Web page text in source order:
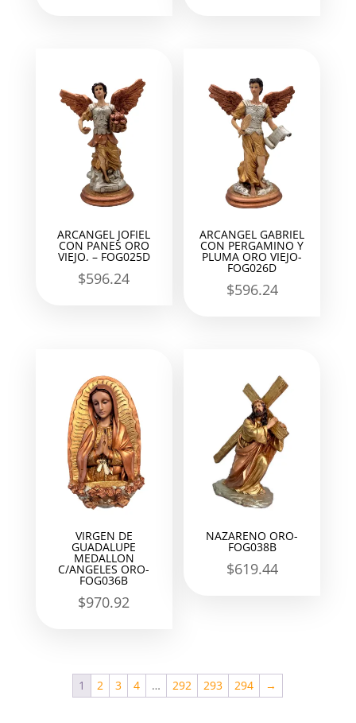
ARCANGEL JOFIEL
CON PANES ORO
VIEJO. – FOG025D
$596.24
ARCANGEL GABRIEL
CON PERGAMINO Y
PLUMA ORO VIEJO-
FOG026D
$596.24
VIRGEN DE
GUADALUPE
MEDALLON
C/ANGELES ORO-
FOG036B
$970.92
NAZARENO ORO-
FOG038B
$619.44
1 2 3 4 … 292 293 294 →